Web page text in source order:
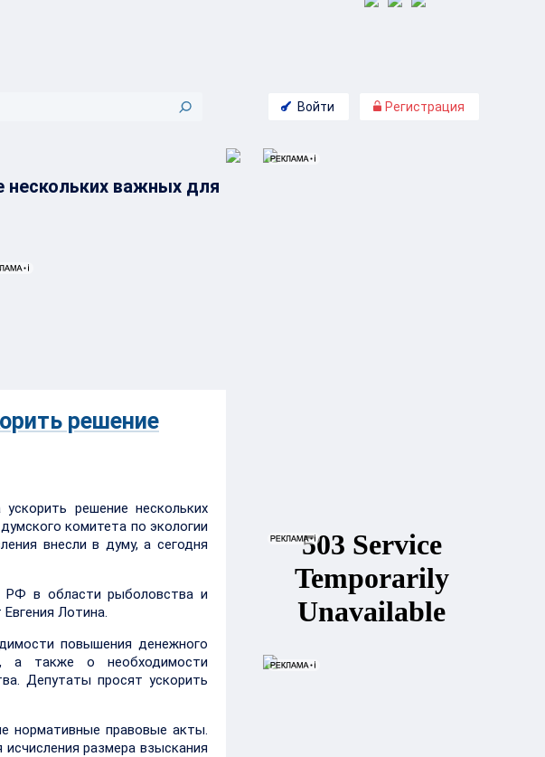
Войти Регистрация
нескольких важных для
решение
решение нескольких
комитета по экологии
внесли в думу, а сегодня
РФ в области рыболовства и
Лотина.
повышения денежного
а также о необходимости
Депутаты просят ускорить
нормативные правовые акты.
размера взыскания